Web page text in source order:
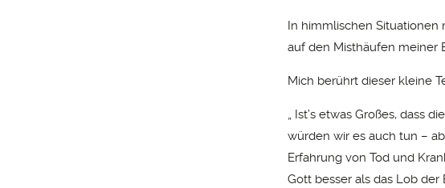
In himmlischen Situationen
auf den Misthäufen meiner
Mich berührt dieser kleine
„ Ist’s etwas Großes, dass
würden wir es auch tun –
Erfahrung von Tod und
Gott besser als das Lob der